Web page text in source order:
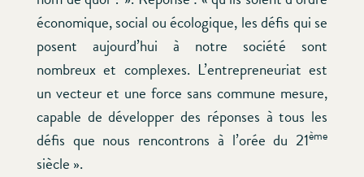
économique, social ou écologique, les défis qui se
posent aujourd’hui à notre société sont
nombreux et complexes. L’entrepreneuriat est
un vecteur et une force sans commune mesure,
capable de développer des réponses à tous les
défis que nous rencontrons à l’orée du 21ème
siècle ».